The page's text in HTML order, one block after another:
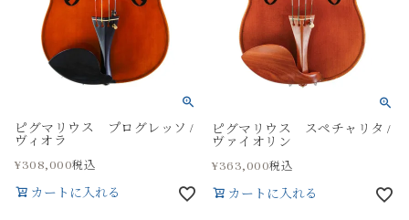
ピグマリウス プログレッソ /
ヴィオラ
¥308,000税込
カートに入れる
ピグマリウス スペチャリタ /
ヴァイオリン
¥363,000税込
カートに入れる